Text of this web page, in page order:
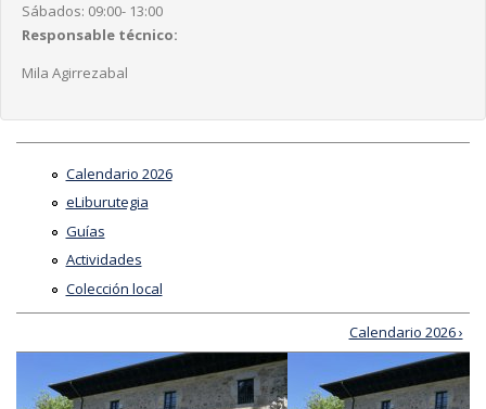
Sábados: 09:00- 13:00
Responsable técnico:
Mila Agirrezabal
Calendario 2026
eLiburutegia
Guías
Actividades
Colección local
Calendario 2026 ›